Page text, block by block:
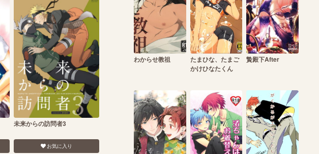
未来からの訪問者3
お気に入り
わからせ教祖
たまひな、たまご
かけひなたくん
贄殿下After